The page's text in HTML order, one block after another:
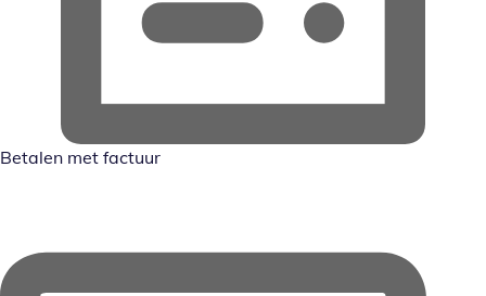
Betalen met factuur